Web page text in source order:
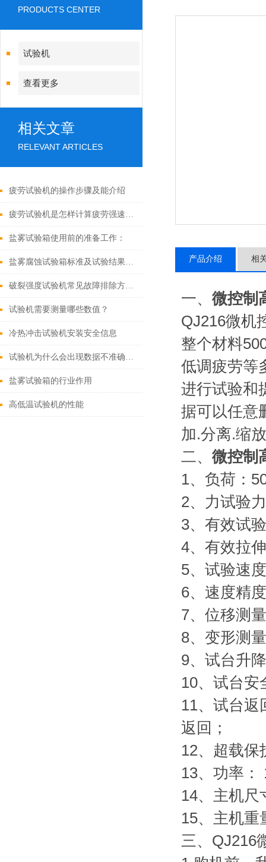
PRODUCTS CENTER
试验机
查看更多
相关文章
RELEVANT ARTICLES
疲劳试验机的操作步骤及能介绍
疲劳试验机是怎样计算疲劳强速的呢
盐雾试验箱使用前的准备工作：
盐雾腐蚀试验箱标准及试验结果如何判定
破裂强度试验机常见故障排除方法：
试验机需要测量哪些数值？
冷热冲击试验机安装安全信息
试验机为什么会出现数据不准确的问题
盐雾试验箱的行业作用
高低温试验机的性能
产品介绍 相
一、 微控制
QJ216微机
整个材料
低调疲劳等
进行试验和
据可以任意
加.分离.缩
二、 微控制
1、负荷：
2、力试验
3、有效试
4、有效拉
5、试验速
6、速度精
7、位移测
8、变形测
9、试台升
10、试台安
11、试台返
返回；
12、超载保
13、功率：
14、主机尺
15、主机重
三、QJ216